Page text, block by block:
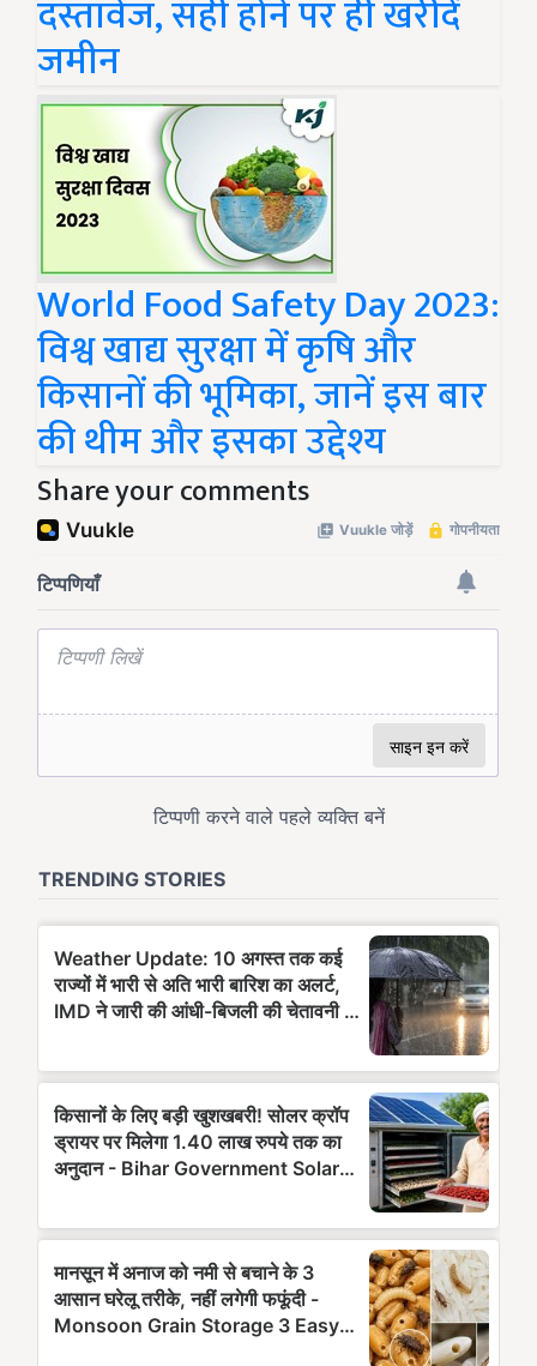
दस्तावेज, सही होने पर ही खरीदें
जमीन
World Food Safety Day 2023:
विश्व खाद्य सुरक्षा में कृषि और
किसानों की भूमिका, जानें इस बार
की थीम और इसका उद्देश्य
Share your comments